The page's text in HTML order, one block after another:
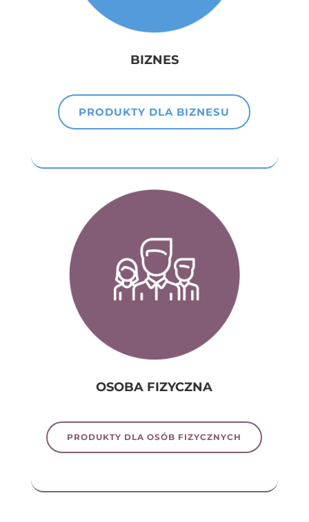
BIZNES
PRODUKTY DLA BIZNESU
OSOBA FIZYCZNA
PRODUKTY DLA OSÓB FIZYCZNYCH